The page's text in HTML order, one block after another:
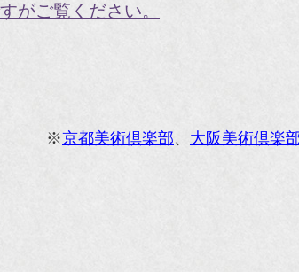
『花時間』7月
がご覧ください。
※京都美術倶楽部、 大阪美術倶楽